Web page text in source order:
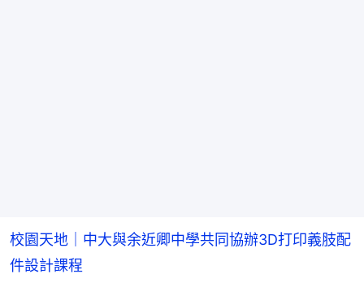
校園天地｜中大與余近卿中學共同協辦3D打印義肢配
件設計課程